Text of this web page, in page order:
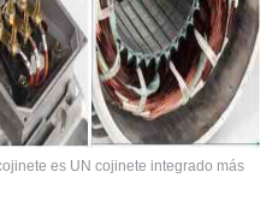
es UN cojinete integrado más